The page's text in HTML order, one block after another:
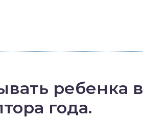
ребенка в
года.